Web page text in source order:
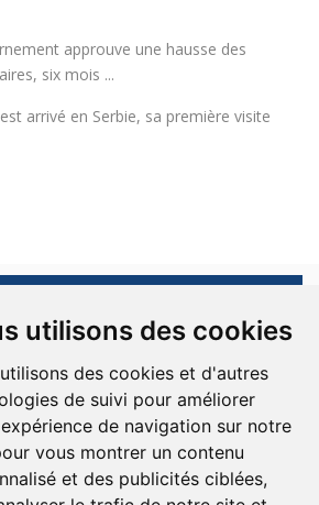
utilisons des cookies
des cookies et d'autres
de suivi pour améliorer
de navigation sur notre
vous montrer un contenu
et des publicités ciblées,
approuve une hausse des
six mois ...
arrivé en Serbie, sa première visite
Tous les droits sont réservés.